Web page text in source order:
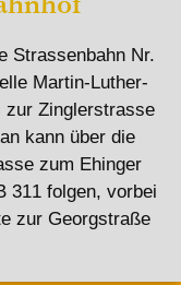
Strassenbahn Nr.
Martin-Luther-
zur Zinglerstrasse
kann über die
zum Ehinger
311 folgen, vorbei
zur Georgstraße